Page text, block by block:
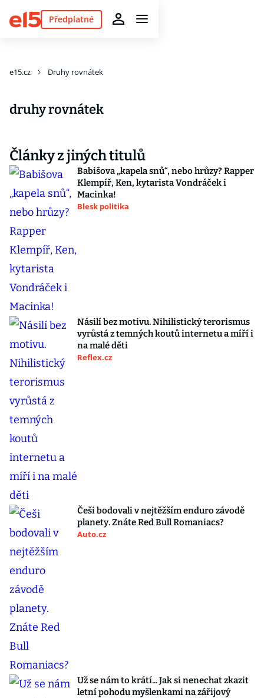
Předplatné
e15.cz Druhy rovnátek
druhy rovnátek
Články z jiných titulů
Babišova „kapela snů“, nebo hrůzy? Rapper
Klempíř, Ken, kytarista Vondráček i
Macinka!
Blesk politika
Násilí bez motivu. Nihilistický terorismus
vyrůstá z temných koutů internetu a míří i
na malé děti
Reflex.cz
Češi bodovali v nejtěžším enduro závodě
planety. Znáte Red Bull Romaniacs?
Auto.cz
Už se nám to krátí... Jak si nenechat zkazit
letní pohodu myšlenkami na zářijový